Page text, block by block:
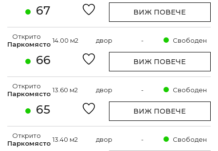
67 ВИЖ ПОВЕЧЕ
66
Открито
Паркомясто 14.00 м2 двор - Свободен
ВИЖ ПОВЕЧЕ
65
Открито
Паркомясто 13.60 м2 двор - Свободен
ВИЖ ПОВЕЧЕ
Открито
Паркомясто 13.40 м2 двор - Свободен